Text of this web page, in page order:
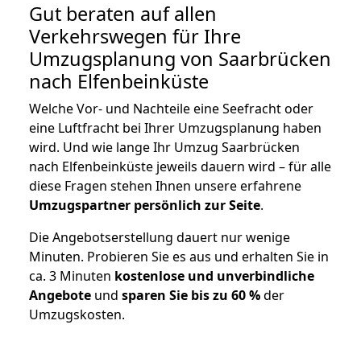
Gut beraten auf allen
Verkehrswegen für Ihre
Umzugsplanung von Saarbrücken
nach Elfenbeinküste
Welche Vor- und Nachteile eine Seefracht oder
eine Luftfracht bei Ihrer Umzugsplanung haben
wird. Und wie lange Ihr Umzug Saarbrücken
nach Elfenbeinküste jeweils dauern wird – für alle
diese Fragen stehen Ihnen unsere erfahrene
Umzugspartner persönlich zur Seite.
Die Angebotserstellung dauert nur wenige
Minuten. Probieren Sie es aus und erhalten Sie in
ca. 3 Minuten kostenlose und unverbindliche
Angebote und sparen Sie bis zu 60 %der
Umzugskosten.